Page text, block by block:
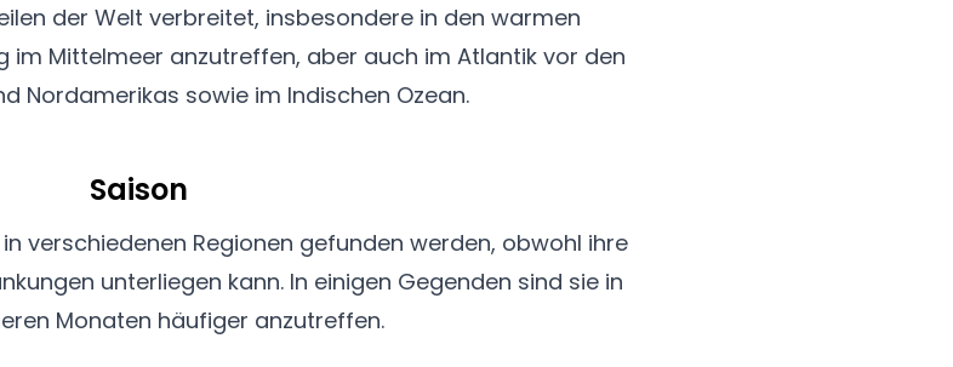
der Welt verbreitet, insbesondere in den warmen
im Mittelmeer anzutreffen, aber auch im Atlantik vor den
Nordamerikas sowie im Indischen Ozean.
Saison
verschiedenen Regionen gefunden werden, obwohl ihre
unterliegen kann. In einigen Gegenden sind sie in
Monaten häufiger anzutreffen.